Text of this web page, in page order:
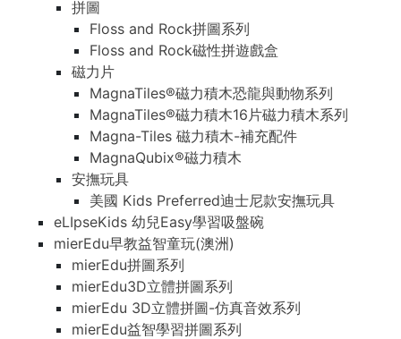
拼圖
Floss and Rock拼圖系列
Floss and Rock磁性拼遊戲盒
磁力片
MagnaTiles®磁力積木恐龍與動物系列
MagnaTiles®磁力積木16片磁力積木系列
Magna-Tiles 磁力積木-補充配件
MagnaQubix®磁力積木
安撫玩具
美國 Kids Preferred迪士尼款安撫玩具
eLIpseKids 幼兒Easy學習吸盤碗
mierEdu早教益智童玩(澳洲)
mierEdu拼圖系列
mierEdu3D立體拼圖系列
mierEdu 3D立體拼圖-仿真音效系列
mierEdu益智學習拼圖系列